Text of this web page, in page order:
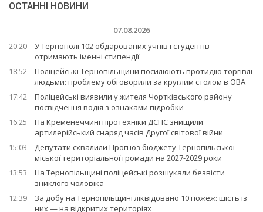
ОСТАННІ НОВИНИ
07.08.2026
20:20
У Тернополі 102 обдарованих учнів і студентів
отримають іменні стипендії
18:52
Поліцейські Тернопільщини посилюють протидію торгівлі
людьми: проблему обговорили за круглим столом в ОВА
17:42
Поліцейські виявили у жителя Чортківського району
посвідчення водія з ознаками підробки
16:25
На Кременеччині піротехніки ДСНС знищили
артилерійський снаряд часів Другої світової війни
15:03
Депутати схвалили Прогноз бюджету Тернопільської
міської територіальної громади на 2027-2029 роки
13:53
На Тернопільщині поліцейські розшукали безвісти
зниклого чоловіка
12:39
За добу на Тернопільщині ліквідовано 10 пожеж: шість із
них — на відкритих територіях